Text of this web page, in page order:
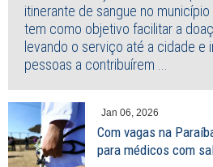
itinerante de sangue no
tem como objetivo facilitar a
levando o serviço até a cidade e
pessoas a contribuírem ...
Jan 06, 2026
Com vagas na
para médicos com